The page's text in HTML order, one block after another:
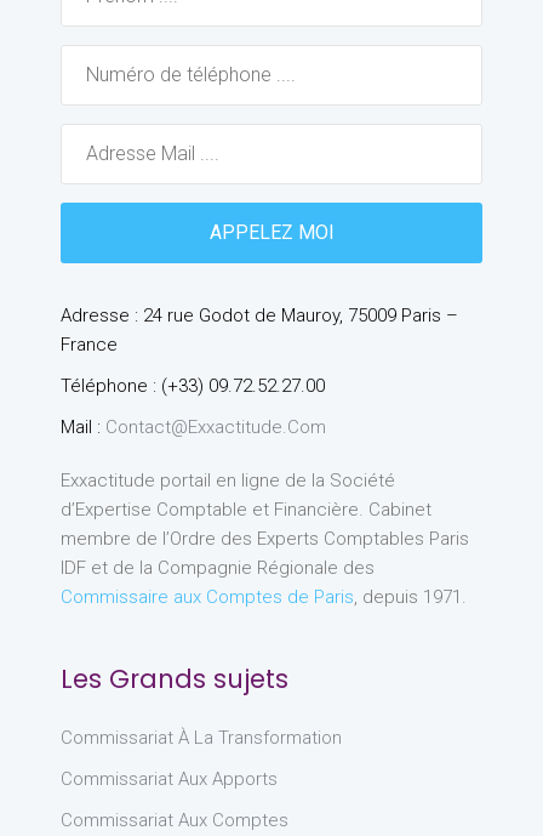
Adresse : 24 rue Godot de Mauroy, 75009 Paris –
France
Téléphone : (+33) 09.72.52.27.00
Mail : Contact@exxactitude.com
Exxactitude portail en ligne de la Société
d’Expertise Comptable et Financière. Cabinet
membre de l’Ordre des Experts Comptables Paris
IDF et de la Compagnie Régionale des
Commissaire aux Comptes de Paris, depuis 1971.
Les Grands sujets
Commissariat À La Transformation
Commissariat Aux Apports
Commissariat Aux Comptes